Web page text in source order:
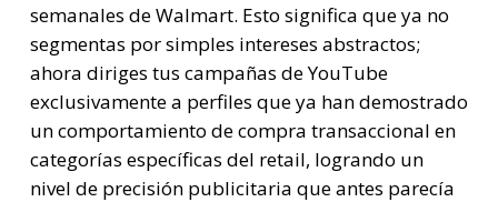
semanales de Walmart. Esto significa que ya no
segmentas por simples intereses abstractos;
ahora diriges tus campañas de YouTube
exclusivamente a perfiles que ya han demostrado
un comportamiento de compra transaccional en
categorías específicas del retail, logrando un
nivel de precisión publicitaria que antes parecía